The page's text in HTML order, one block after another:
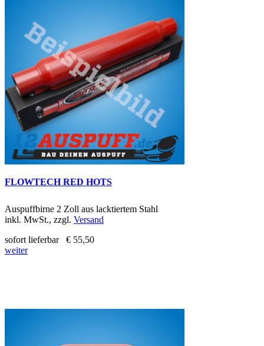
FLOWTECH RED HOTS
Auspuffbirne 2 Zoll aus lacktiertem Stahl
inkl. MwSt., zzgl. Versand
sofort lieferbar
€ 55,50
weiter